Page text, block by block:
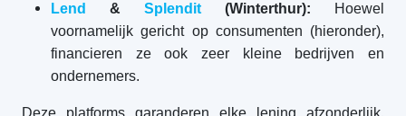
Lend
& Splendit (Winterthur): Hoewel
voornamelijk gericht op consumenten (hieronder),
financieren ze ook zeer kleine bedrijven en
ondernemers.
Deze platforms garanderen elke lening afzonderlijk,